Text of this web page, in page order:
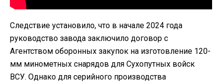
Следствие установило, что в начале 2024 года
руководство завода заключило договор с
Агентством оборонных закупок на изготовление 120-
мм минометных снарядов для Сухопутных войск
ВСУ. Однако для серийного производства